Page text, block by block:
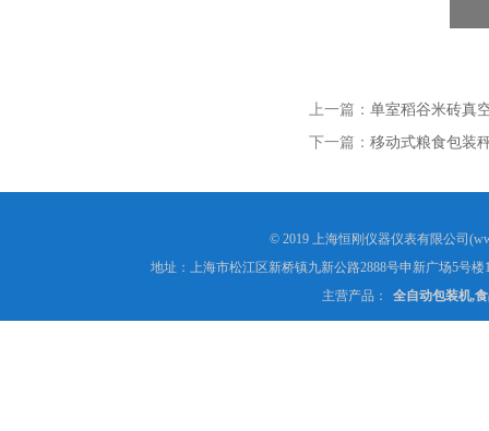
上一篇： 单室稻谷米砖真
下一篇： 移动式粮食包装
© 2019 上海恒刚仪器仪表有限公司
地址：上海市松江区新桥镇九新公路2888号申新广场5号楼
主营产品：
全自动包装机,